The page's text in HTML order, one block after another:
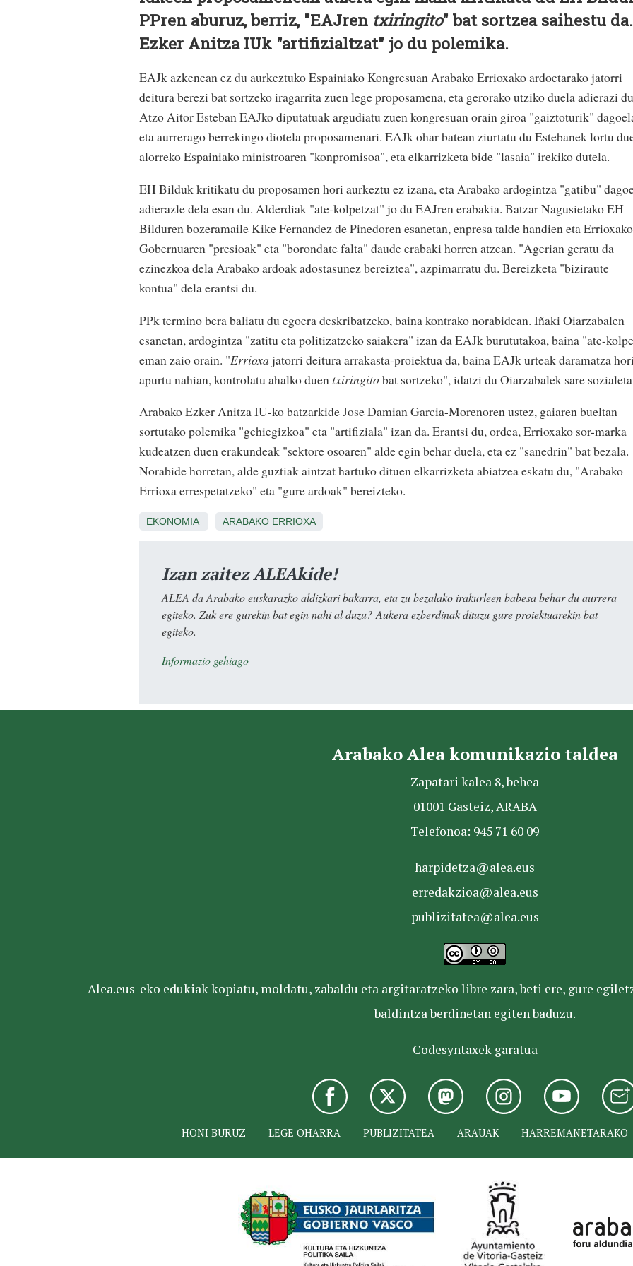
PPren aburuz, berriz, "EAJren txiringito" bat sortzea saihestu da.
Ezker Anitza IUk "artifizialtzat" jo du polemika.
EAJk azkenean ez du aurkeztuko Espainiako Kongresuan Arabako Errioxako ardoetarako jatorri
deitura berezi bat sortzeko iragarrita zuen lege proposamena, eta gerorako utziko duela adierazi
Atzo Aitor Esteban EAJko diputatuak argudiatu zuen kongresuan orain giroa "gaiztoturik"
eta aurrerago berrekingo diotela proposamenari. EAJk ohar batean ziurtatu du Estebanek lortu
alorreko Espainiako ministroaren "konpromisoa", eta elkarrizketa bide "lasaia" irekiko dutela.
EH Bilduk kritikatu du proposamen hori aurkeztu ez izana, eta Arabako ardogintza "gatibu"
adierazle dela esan du. Alderdiak "ate-kolpetzat" jo du EAJren erabakia. Batzar Nagusietako EH
Bilduren bozeramaile Kike Fernandez de Pinedoren esanetan, enpresa talde handien eta Errioxako
Gobernuaren "presioak" eta "borondate falta" daude erabaki horren atzean. "Agerian geratu da
ezinezkoa dela Arabako ardoak adostasunez bereiztea", azpimarratu du. Bereizketa "biziraute
kontua" dela erantsi du.
PPk termino bera baliatu du egoera deskribatzeko, baina kontrako norabidean. Iñaki Oiarzabalen
esanetan, ardogintza "zatitu eta politizatzeko saiakera" izan da EAJk burututakoa, baina "ate-
eman zaio orain. "Errioxa jatorri deitura arrakasta-proiektua da, baina EAJk urteak daramatza hori
apurtu nahian, kontrolatu ahalko duen txiringitobat sortzeko", idatzi du Oiarzabalek sare
Arabako Ezker Anitza IU-ko batzarkide Jose Damian Garcia-Morenoren ustez, gaiaren bueltan
sortutako polemika "gehiegizkoa" eta "artifiziala" izan da. Erantsi du, ordea, Errioxako sor-marka
kudeatzen duen erakundeak "sektore osoaren" alde egin behar duela, eta ez "sanedrin" bat bezala.
Norabide horretan, alde guztiak aintzat hartuko dituen elkarrizketa abiatzea eskatu du, "Arabako
Errioxa errespetatzeko" eta "gure ardoak" bereizteko.
EKONOMIA ARABAKO ERRIOXA
Izan zaitez ALEAkide!
ALEA da Arabako euskarazko aldizkari bakarra, eta zu bezalako irakurleen babesa behar du aurrera
egiteko. Zuk ere gurekin bat egin nahi al duzu? Aukera ezberdinak dituzu gure proiektuarekin bat
egiteko.
Informazio gehiago
Arabako Alea komunikazio taldea
Zapatari kalea 8, behea
01001 Gasteiz, ARABA
Telefonoa: 945 71 60 09
harpidetza@alea.eus
erredakzioa@alea.eus
publizitatea@alea.eus
Alea.eus-eko edukiak kopiatu, moldatu, zabaldu eta argitaratzeko libre zara, beti ere, gure
baldintza berdinetan egiten baduzu.
Codesyntaxek garatua
HONI BURUZ LEGE OHARRA PUBLIZITATEA ARAUAK HARREMANETARAKO